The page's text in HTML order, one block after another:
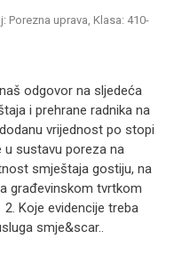
Porezna uprava, Klasa: 410-
odgovor na sljedeća
i prehrane radnika na
vrijednost po stopi
u sustavu poreza na
smještaja gostiju, na
građevinskom tvrtkom
Koje evidencije treba
smje&scar..